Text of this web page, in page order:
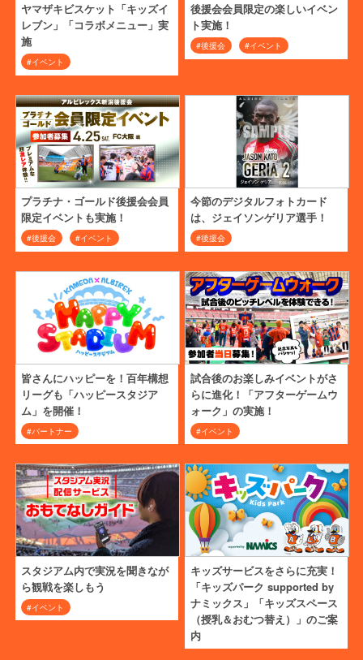
ヤマザキビスケット「キッズイ
レブン」「コラボメニュー」実
施
#イベント
後援会会員限定の楽しいイベン
ト実施！
#後援会 #イベント
プラチナ・ゴールド後援会会員
限定イベントも実施！
#後援会 #イベント
今節のデジタルフォトカード
は、ジェイソンゲリア選手！
#後援会
皆さんにハッピーを！百年構想
リーグも「ハッピースタジア
ム」を開催！
#パートナー
試合後のお楽しみイベントがさ
らに進化！「アフターゲームウ
ォーク」の実施！
#イベント
スタジアム内で実況を聞きなが
ら観戦を楽しもう
#イベント
キッズサービスをさらに充実！
「キッズパーク supported by
ナミックス」「キッズスペース
（授乳＆おむつ替え）」のご案
内